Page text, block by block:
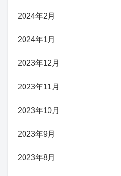
2024年2月
2024年1月
2023年12月
2023年11月
2023年10月
2023年9月
2023年8月